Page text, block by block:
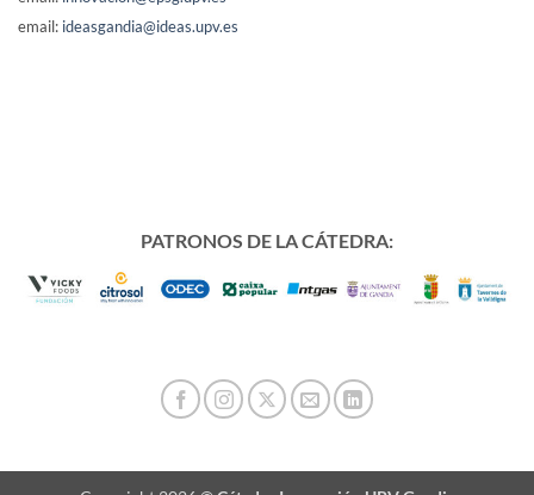
email: ideasgandia@ideas.upv.es
PATRONOS DE LA CÁTEDRA: